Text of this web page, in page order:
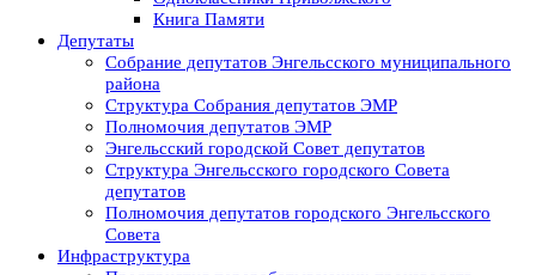
Книга Памяти
Депутаты
Собрание депутатов Энгельсского муниципального
района
Структура Собрания депутатов ЭМР
Полномочия депутатов ЭМР
Энгельсский городской Совет депутатов
Структура Энгельсского городского Совета
депутатов
Полномочия депутатов городского Энгельсского
Совета
Инфраструктура